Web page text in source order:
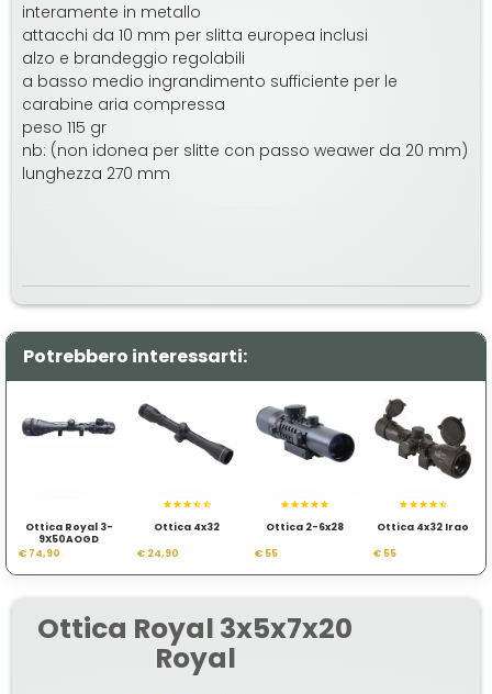
interamente in metallo
attacchi da 10 mm per slitta europea inclusi
alzo e brandeggio regolabili
a basso medio ingrandimento sufficiente per le
carabine aria compressa
peso 115 gr
nb: (non idonea per slitte con passo weawer da 20 mm)
lunghezza 270 mm
Potrebbero interessarti:
Ottica Royal 3-
9X50AOGD
€ 74,90
Ottica 4x32
€ 24,90
Ottica 2-6x28
€ 55
Ottica 4x32 Irao
€ 55
Ottica Royal 3x5x7x20
Royal